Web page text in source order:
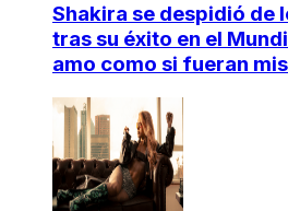
Shakira se despidió de
tras su éxito en el
amo como si fueran